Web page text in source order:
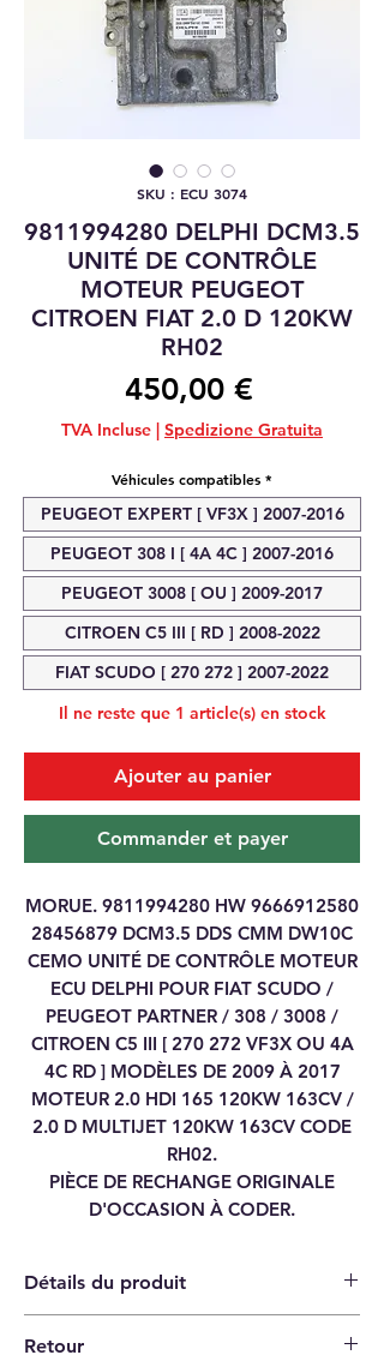
SKU : ECU 3074
9811994280 DELPHI DCM3.5
UNITÉ DE CONTRÔLE
MOTEUR PEUGEOT
CITROEN FIAT 2.0 D 120KW
RH02
450,00 €
TVA Incluse | Spedizione Gratuita
Véhicules compatibles *
PEUGEOT EXPERT [ VF3X ] 2007-2016
PEUGEOT 308 I [ 4A 4C ] 2007-2016
PEUGEOT 3008 [ OU ] 2009-2017
CITROEN C5 III [ RD ] 2008-2022
FIAT SCUDO [ 270 272 ] 2007-2022
Il ne reste que 1 article(s) en stock
Ajouter au panier
Commander et payer
MORUE. 9811994280 HW 9666912580
28456879 DCM3.5 DDS CMM DW10C
CEMO UNITÉ DE CONTRÔLE MOTEUR
ECU DELPHI POUR FIAT SCUDO /
PEUGEOT PARTNER / 308 / 3008 /
CITROEN C5 III [ 270 272 VF3X OU 4A
4C RD ] MODÈLES DE 2009 À 2017
MOTEUR 2.0 HDI 165 120KW 163CV /
2.0 D MULTIJET 120KW 163CV CODE
RH02.
PIÈCE DE RECHANGE ORIGINALE
D'OCCASION À CODER.
Détails du produit
Retour